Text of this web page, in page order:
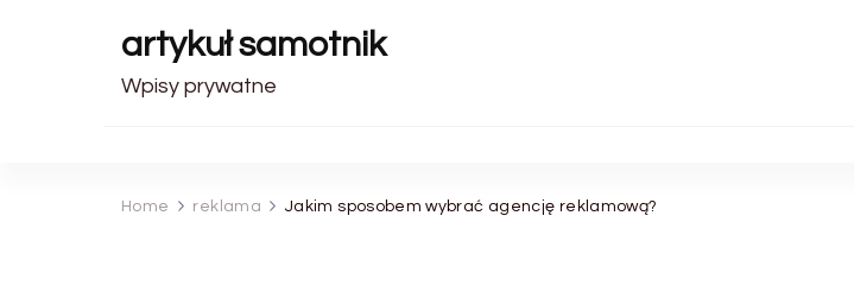
artykuł samotnik
Wpisy prywatne
Home reklama Jakim sposobem wybrać agencję reklamową?